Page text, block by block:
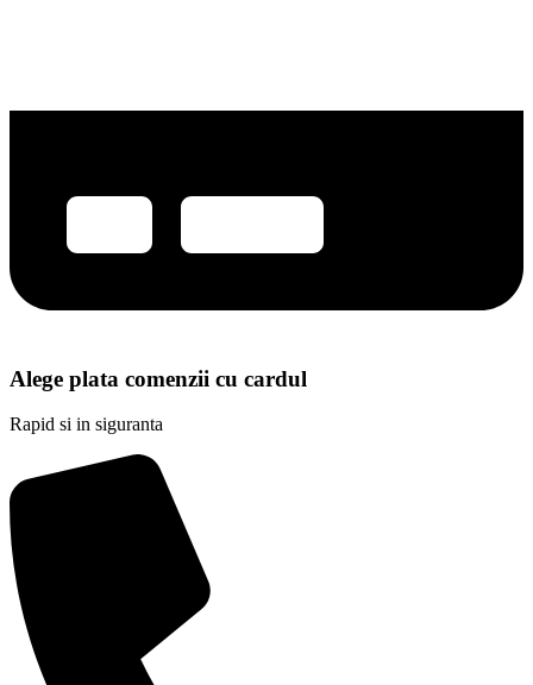
Alege plata comenzii cu cardul
Rapid si in siguranta